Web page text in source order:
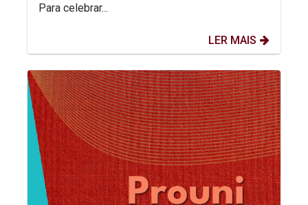
Para celebrar...
LER MAIS